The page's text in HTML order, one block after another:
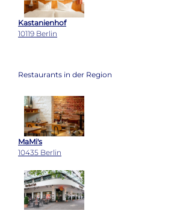
Kastanienhof
10119 Berlin
Restaurants in der Region
MaMi's
10435 Berlin